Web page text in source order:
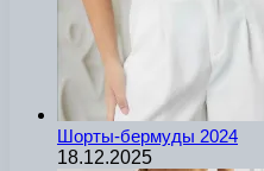
Шорты-бермуды 2024
18.12.2025